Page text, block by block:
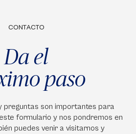
CONTACTO
Da el
paso
preguntas son importantes para
formulario y nos pondremos en
puedes venir a visitarnos y